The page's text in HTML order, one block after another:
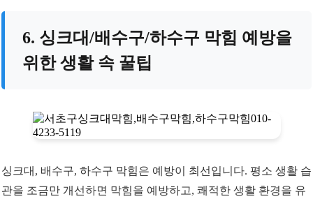
6. 싱크대/배수구/하수구 막힘 예방을
위한 생활 속 꿀팁
싱크대, 배수구, 하수구 막힘은 예방이 최선입니다. 평소 생활 습
관을 조금만 개선하면 막힘을 예방하고, 쾌적한 생활 환경을 유